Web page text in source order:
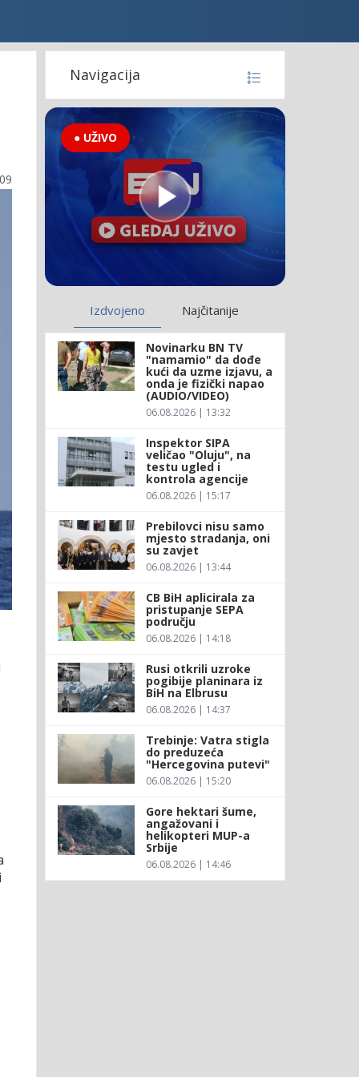
Navigacija
● UŽIVO
Izdvojeno Najčitanije
Novinarku BN TV
"namamio" da dođe
kući da uzme izjavu, a
onda je fizički napao
(AUDIO/VIDEO)
06.08.2026 | 13:32
Inspektor SIPA
veličao "Oluju", na
testu ugled i
kontrola agencije
06.08.2026 | 15:17
Prebilovci nisu samo
mjesto stradanja, oni
su zavjet
06.08.2026 | 13:44
CB BiH aplicirala za
pristupanje SEPA
području
06.08.2026 | 14:18
Rusi otkrili uzroke
pogibije planinara iz
BiH na Elbrusu
06.08.2026 | 14:37
Trebinje: Vatra stigla
do preduzeća
"Hercegovina putevi"
06.08.2026 | 15:20
Gore hektari šume,
angažovani i
helikopteri MUP-a
Srbije
06.08.2026 | 14:46